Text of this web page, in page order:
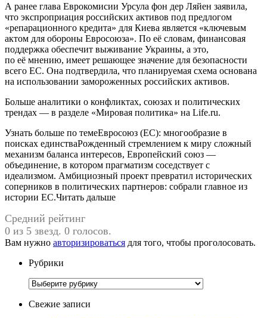
А ранее глава Еврокомисии Урсула фон дер Ляйен заявила,
что экспроприация российских активов под предлогом
«репарационного кредита» для Киева является «ключевым
актом для обороны Евросоюза». По её словам, финансовая
поддержка обеспечит выживание Украины, а это,
по её мнению, имеет решающее значение для безопасности
всего ЕС. Она подтвердила, что планируемая схема основана
на использовании замороженных российских активов.
Больше аналитики о конфликтах, союзах и политических
трендах — в разделе «Мировая политика» на Life.ru.
Узнать больше по темеЕвросоюз (ЕС): многообразие в
поисках единстваРожденный стремлением к миру сложный
механизм баланса интересов, Европейский союз —
объединение, в котором прагматизм соседствует с
идеализмом. Амбициозный проект превратил исторических
соперников в политических партнеров: собрали главное из
истории ЕС.Читать дальше
Средний рейтинг
0 из 5 звезд. 0 голосов.
Вам нужно авторизироваться для того, чтобы проголосовать.
Рубрики
Рубрики
Свежие записи